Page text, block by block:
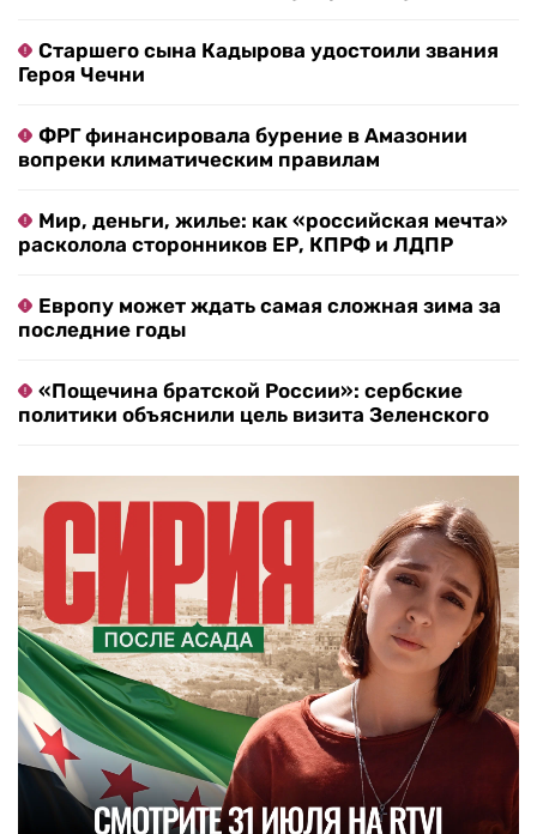
Старшего сына Кадырова удостоили звания
Героя Чечни
ФРГ финансировала бурение в Амазонии
вопреки климатическим правилам
Мир, деньги, жилье: как «российская мечта»
расколола сторонников ЕР, КПРФ и ЛДПР
Европу может ждать самая сложная зима за
последние годы
«Пощечина братской России»: сербские
политики объяснили цель визита Зеленского